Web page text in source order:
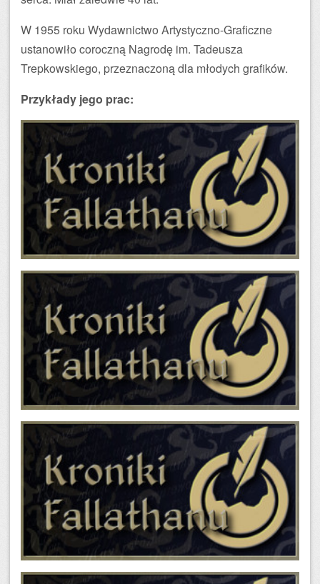
W 1955 roku Wydawnictwo Artystyczno-Graficzne
ustanowiło coroczną Nagrodę im. Tadeusza
Trepkowskiego, przeznaczoną dla młodych grafików.
Przykłady jego prac: